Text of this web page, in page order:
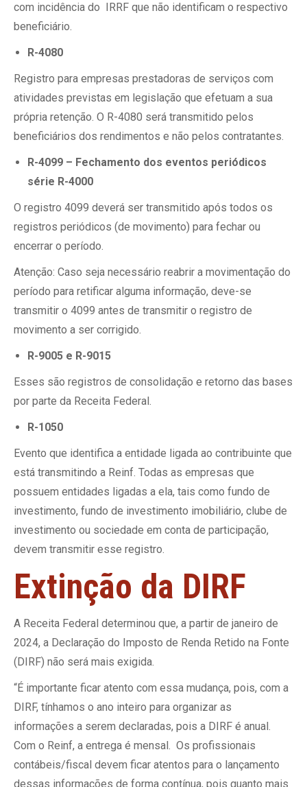
com incidência do IRRF que não identificam o respectivo
beneficiário.
R-4080
Registro para empresas prestadoras de serviços com
atividades previstas em legislação que efetuam a sua
própria retenção. O R-4080 será transmitido pelos
beneficiários dos rendimentos e não pelos contratantes.
R-4099 – Fechamento dos eventos periódicos
série R-4000
O registro 4099 deverá ser transmitido após todos os
registros periódicos (de movimento) para fechar ou
encerrar o período.
Atenção: Caso seja necessário reabrir a movimentação do
período para retificar alguma informação, deve-se
transmitir o 4099 antes de transmitir o registro de
movimento a ser corrigido.
R-9005 e R-9015
Esses são registros de consolidação e retorno das bases
por parte da Receita Federal.
R-1050
Evento que identifica a entidade ligada ao contribuinte que
está transmitindo a Reinf. Todas as empresas que
possuem entidades ligadas a ela, tais como fundo de
investimento, fundo de investimento imobiliário, clube de
investimento ou sociedade em conta de participação,
devem transmitir esse registro.
Extinção da DIRF
A Receita Federal determinou que, a partir de janeiro de
2024, a Declaração do Imposto de Renda Retido na Fonte
(DIRF) não será mais exigida.
“É importante ficar atento com essa mudança, pois, com a
DIRF, tínhamos o ano inteiro para organizar as
informações a serem declaradas, pois a DIRF é anual.
Com o Reinf, a entrega é mensal. Os profissionais
contábeis/fiscal devem ficar atentos para o lançamento
dessas informações de forma contínua, pois quanto mais